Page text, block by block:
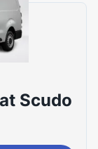
Scudo